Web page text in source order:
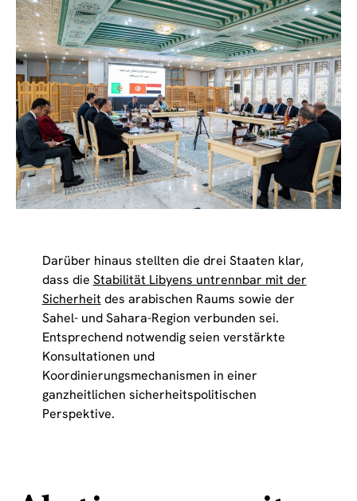
Darüber hinaus stellten die drei Staaten klar,
dass die Stabilität Libyens untrennbar mit der
Sicherheit des arabischen Raums sowie der
Sahel- und Sahara-Region verbunden sei.
Entsprechend notwendig seien verstärkte
Konsultationen und
Koordinierungsmechanismen in einer
ganzheitlichen sicherheitspolitischen
Perspektive.